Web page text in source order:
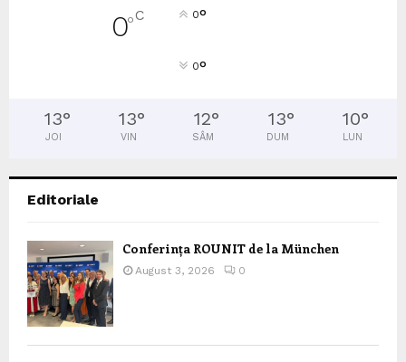
0°C 0°
0°
13°
JOI
13°
VIN
12°
SÂM
13°
DUM
10°
LUN
Editoriale
Conferința ROUNIT de la München
August 3, 2026 0